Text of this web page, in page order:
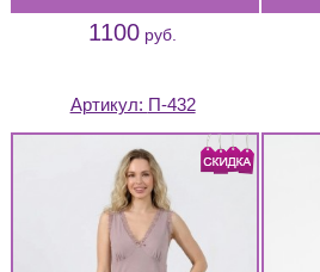
1100 руб.
Артикул: П-432